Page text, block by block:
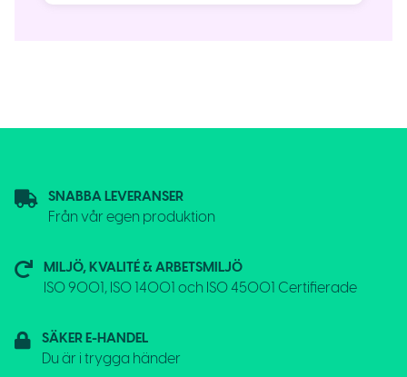
SNABBA LEVERANSER
Från vår egen produktion
MILJÖ, KVALITÉ & ARBETSMILJÖ
ISO 9001, ISO 14001 och ISO 45001 Certifierade
SÄKER E-HANDEL
Du är i trygga händer